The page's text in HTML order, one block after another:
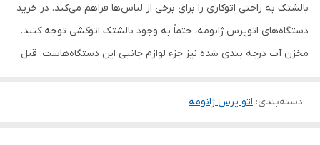
بالشتک به راحتی اتوکاری را برای برخی از لباس‌ها فراهم می‌کند. در خرید
دستگاه‌های اتوپرس ژانومه، حتماً به وجود بالشتک اتوکشی توجه کنید.
مخزن آب درجه بندی شده نیز جزء لوازم جانبی این دستگاه‌هاست. قبل
دسته‌بندی: اتو پرس ژانومه